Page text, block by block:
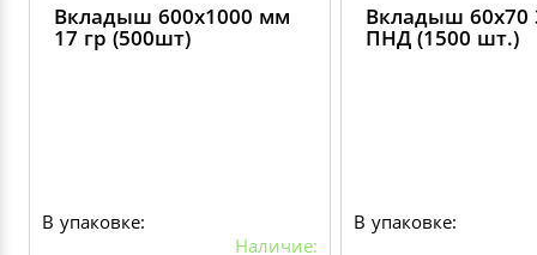
Вкладыш 600х1000 мм
17 гр (500шт)
В упаковке:
Наличие:
Вкладыш 60х70
ПНД (1500 шт.)
В упаковке: